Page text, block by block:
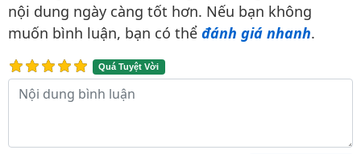
nội dung ngày càng tốt hơn. Nếu bạn không
muốn bình luận, bạn có thể đánh giá nhanh.
Quá Tuyệt Vời
Nội dung bình luận